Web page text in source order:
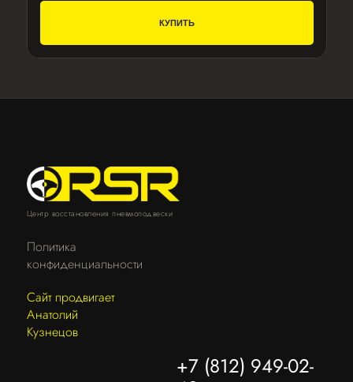
КУПИТЬ
Центр восстановления пневмоподвески
Политика
конфиденциальности
Сайт продвигает
Анатолий
Кузнецов
+7 (812) 949-02-